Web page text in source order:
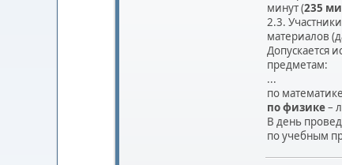
минут (235
2.3.
материалов
Допускается
предметам:
...
по
по физике–
В день
по учебным